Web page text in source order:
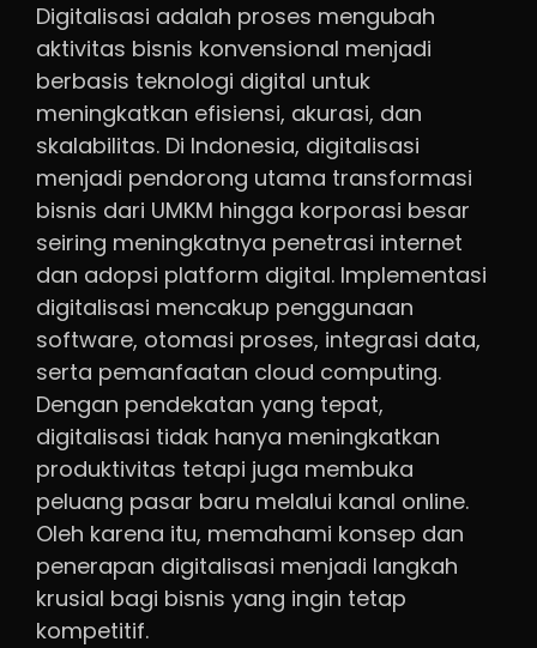
Digitalisasi adalah proses mengubah
aktivitas bisnis konvensional menjadi
berbasis teknologi digital untuk
meningkatkan efisiensi, akurasi, dan
skalabilitas. Di Indonesia, digitalisasi
menjadi pendorong utama transformasi
bisnis dari UMKM hingga korporasi besar
seiring meningkatnya penetrasi internet
dan adopsi platform digital. Implementasi
digitalisasi mencakup penggunaan
software, otomasi proses, integrasi data,
serta pemanfaatan cloud computing.
Dengan pendekatan yang tepat,
digitalisasi tidak hanya meningkatkan
produktivitas tetapi juga membuka
peluang pasar baru melalui kanal online.
Oleh karena itu, memahami konsep dan
penerapan digitalisasi menjadi langkah
krusial bagi bisnis yang ingin tetap
kompetitif.